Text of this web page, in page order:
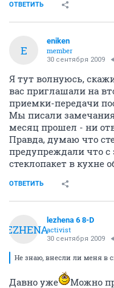
ОТВЕТИТЬ
E
eniken
member
30 сентября 2009
Я тут волнуюсь,
вас приглашали на
приемки-передачи
Мы писали
месяц прошел - ни
Правда, думаю что
предупреждали что с
стеклопакет в кухне
ОТВЕТИТЬ
LEZHENA
lezhena 6 8-D
activist
30 сентября 2009
Не знаю, внесли ли меня в
Давно уже
Можно